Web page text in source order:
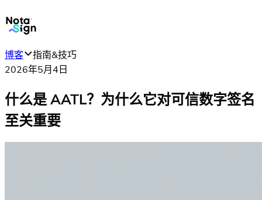
博客
指南&技巧
2026年5月4日
什么是 AATL？为什么它对可信数字签名
至关重要